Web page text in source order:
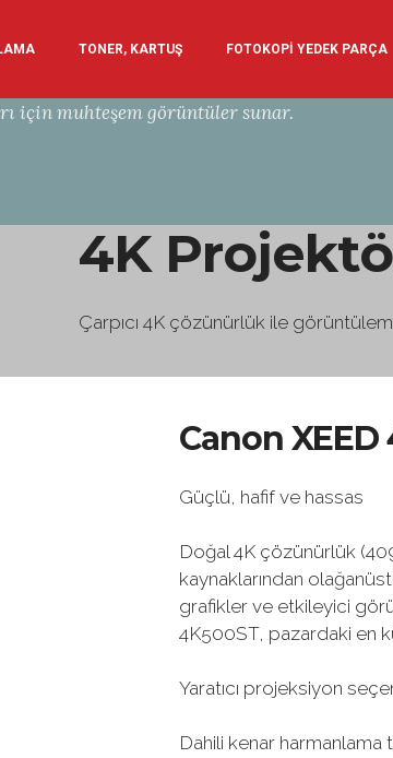
TONER, KARTUŞ FOTOKOPİ YEDEK PARÇA
için muhteşem görüntüler sunar.
4K
Çarpıcı 4K çözünürlük ile
Canon XEED
Güçlü, hafif ve hassas
Doğal 4K çözünürlük
kaynaklarından
grafikler ve etkileyici
4K500ST, pazardaki en
Yaratıcı projeksiyon
Dahili kenar